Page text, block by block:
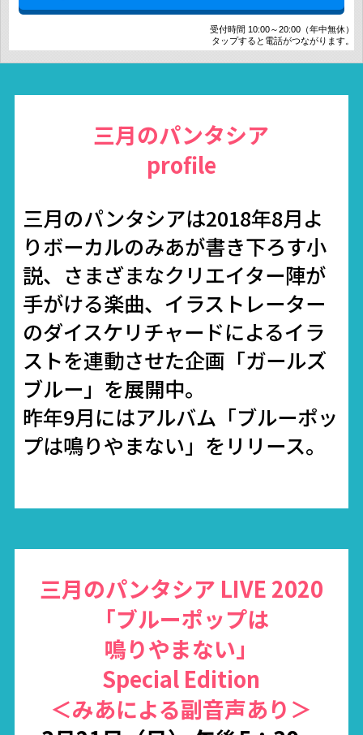
受付時間 10:00～20:00（年中無休）
タップすると電話がつながります。
三月のパンタシア
profile
三月のパンタシアは2018年8月よ
りボーカルのみあが書き下ろす小
説、さまざまなクリエイター陣が
手がける楽曲、イラストレーター
のダイスケリチャードによるイラ
ストを連動させた企画「ガールズ
ブルー」を展開中。
昨年9月にはアルバム「ブルーポッ
プは鳴りやまない」をリリース。
三月のパンタシア LIVE 2020
「ブルーポップは
鳴りやまない」
Special Edition
＜みあによる副音声あり＞